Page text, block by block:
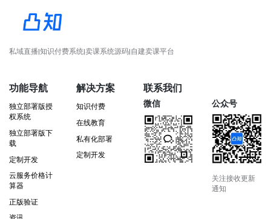
私域直播|知识付费系统|卖课系统源码|自建卖课平台
功能导航
独立部署版授
权系统
独立部署版下
载
定制开发
云服务价格计
算器
正版验证
解决方案
知识付费
在线教育
私有化部署
定制开发
联系我们
微信 公众号
关注接收更新
通知